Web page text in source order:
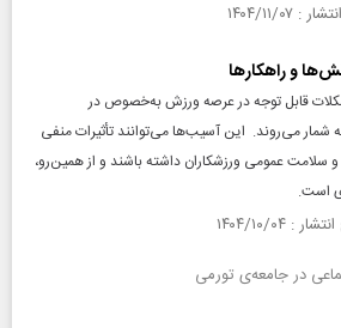
و راهکارها
قابل توجه در عرصه ورزش به‌خصوص در
شمار می‌روند. این آسیب‌ها می‌توانند تأثیرات منفی
سلامت عمومی ورزشکاران داشته باشند و از همین‌رو،
است.
در جامعه‌ی تورمی